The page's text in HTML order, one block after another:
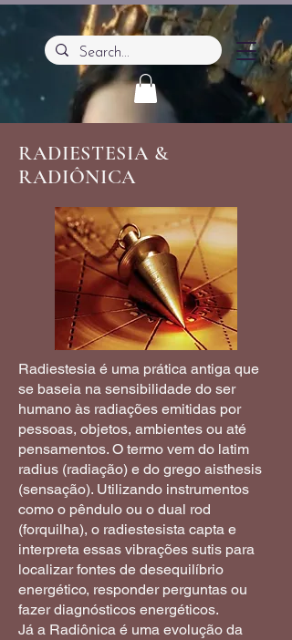
RADIESTESIA &
RADIÔNICA
Radiestesia é uma prática antiga que
se baseia na sensibilidade do ser
humano às radiações emitidas por
pessoas, objetos, ambientes ou até
pensamentos. O termo vem do latim
radius (radiação) e do grego aisthesis
(sensação). Utilizando instrumentos
como o pêndulo ou o dual rod
(forquilha), o radiestesista capta e
interpreta essas vibrações sutis para
localizar fontes de desequilíbrio
energético, responder perguntas ou
fazer diagnósticos energéticos.
Já a Radiônica é uma evolução da